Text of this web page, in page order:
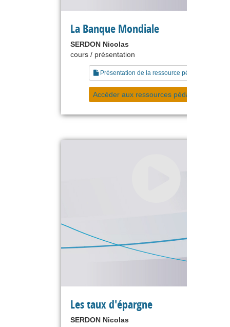
La Banque Mondiale
SERDON Nicolas
cours / présentation
Présentation de la ressource pédagogique
Accéder aux ressources pédagogiques
Les taux d'épargne
SERDON Nicolas